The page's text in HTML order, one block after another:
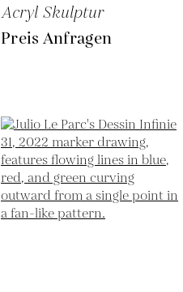
Acryl Skulptur
Preis Anfragen